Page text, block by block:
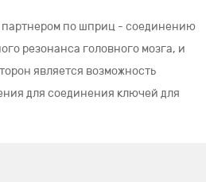
партнером по шприц - соединению
резонанса головного мозга, и
является возможность
для соединения ключей для